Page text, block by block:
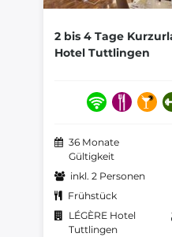
2 bis 4 Tage
Hotel Tuttlingen
36 Monate
Gültigkeit
inkl. 2 Personen
Frühstück
LÉGÈRE Hotel
Tuttlingen